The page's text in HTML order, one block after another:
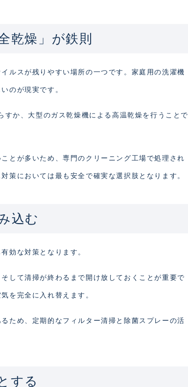
乾燥」が鉄則
ルスが残りやすい場所の一つです。家庭用の洗濯機
のが現実です。
か、大型のガス乾燥機による高温乾燥を行うことで
とが多いため、専門のクリーニング工場で処理され
策においては最も安全で確実な選択肢となります。
込む
効な対策となります。
して清掃が終わるまで開け放しておくことが重要で
を完全に入れ替えます。
ため、定期的なフィルター清掃と除菌スプレーの活
する